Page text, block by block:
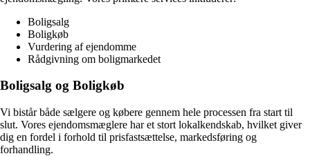
Boligsalg
Boligkøb
Vurdering af ejendomme
Rådgivning om boligmarkedet
Boligsalg og Boligkøb
Vi bistår både sælgere og købere gennem hele processen fra start til
slut. Vores ejendomsmæglere har et stort lokalkendskab, hvilket giver
dig en fordel i forhold til prisfastsættelse, markedsføring og
forhandling.